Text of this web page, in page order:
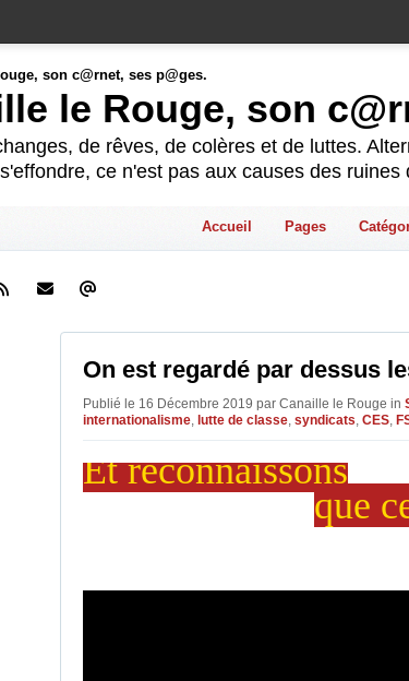
le Rouge, son
de rêves, de colères et de luttes.
ce n'est pas aux causes des
Accueil Pages
On est regardé par dessus
Publié le 16 Décembre 2019 par Canaille le Rouge in
internationalisme lutte de classe syndicats CES
Et reconnaissons
que